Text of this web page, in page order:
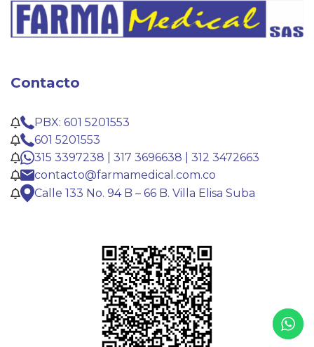
Contacto
PBX: 601 5201553
601 5201553
315 3397238 | 317 3696638 | 312 3472663
contacto@farmamedical.com.co
Calle 133 No. 94 B – 66 B. Villa Elisa Suba